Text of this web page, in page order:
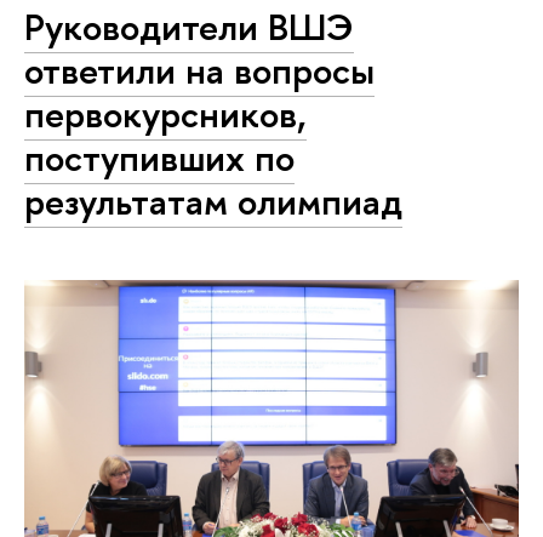
Руководители ВШЭ
ответили на вопросы
первокурсников,
поступивших по
результатам олимпиад